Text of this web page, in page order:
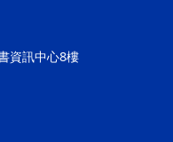
資訊中心8樓